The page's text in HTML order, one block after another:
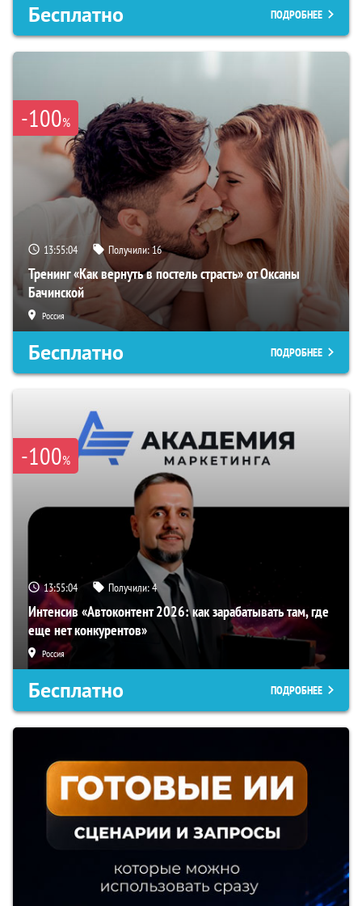
Бесплатно ПОДРОБНЕЕ
-100%
13:55:03 Получили:16
Тренинг «Как вернуть в постель страсть» от Оксаны
Бачинской
Россия
Бесплатно ПОДРОБНЕЕ
-100%
13:55:03 Получили:4
Интенсив «Автоконтент 2026: как зарабатывать там, где
еще нет конкурентов»
Россия
Бесплатно ПОДРОБНЕЕ